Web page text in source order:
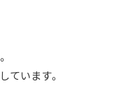
ています。